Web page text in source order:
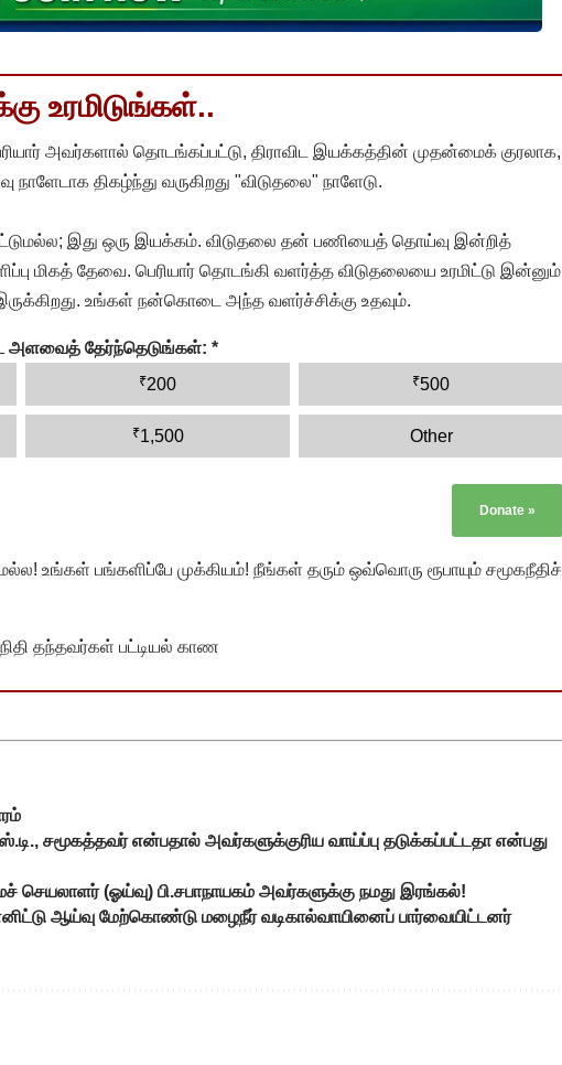
உரமிடுங்கள்..
அவர்களால் தொடங்கப்பட்டு, திராவிட இயக்கத்தின் முதன்மைக் குரலாக,
நாளேடாக திகழ்ந்து வருகிறது "விடுதலை" நாளேடு.
இது ஒரு இயக்கம். விடுதலை தன் பணியைத் தொய்வு இன்றித்
மிகத் தேவை. பெரியார் தொடங்கி வளர்த்த விடுதலையை உரமிட்டு இன்னும்
உங்கள் நன்கொடை அந்த வளர்ச்சிக்கு உதவும்.
தேர்ந்தெடுங்கள்: *
₹200 ₹500
₹1,500 Other
Donate »
உங்கள் பங்களிப்பே முக்கியம்! நீங்கள் தரும் ஒவ்வொரு ரூபாயும் சமூகநீதிச்
தந்தவர்கள் பட்டியல் காண
சமூகத்தவர் என்பதால் அவர்களுக்குரிய வாய்ப்பு தடுக்கப்பட்டதா என்பது
செயலாளர் (ஓய்வு) பி.சபாநாயகம் அவர்களுக்கு நமது இரங்கல்!
ஆய்வு மேற்கொண்டு மழைநீர் வடிகால்வாயினைப் பார்வையிட்டனர்